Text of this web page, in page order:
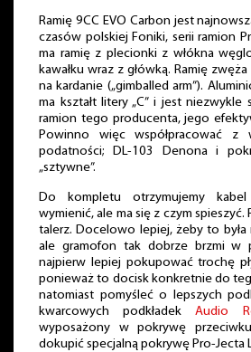
Ramię 9CC EVO Carbon jest
czasów polskiej Foniki, serii ramion
ma ramię z plecionki z włókna
kawałku wraz z główką. Ramię
na kardanie („gimballed arm”).
ma kształt litery „C” i jest
ramion tego producenta, jego
Powinno więc współpracować z
podatności; DL-103 Denona i
„sztywne”.
Do kompletu otrzymujemy
wymienić, ale ma się z czym
talerz. Docelowo lepiej, żeby to była
ale gramofon tak dobrze brzmi w
najpierw lepiej pokupować trochę
ponieważ to docisk konkretnie do
natomiast pomyśleć o lepszych
kwarcowych podkładekAudio
wyposażony w pokrywę
dokupić specjalną pokrywę Pro-Jecta